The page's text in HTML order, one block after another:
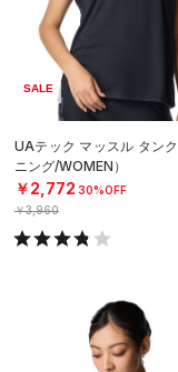
SALE
UAテック マッスル タン
ニング/WOMEN）
￥2,772 30%OFF
￥3,960